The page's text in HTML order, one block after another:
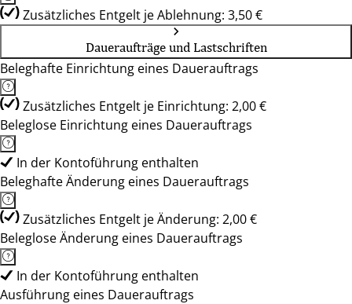
Zusätzliches Entgelt je Ablehnung: 3,50 €
Daueraufträge und Lastschriften
Beleghafte Einrichtung eines Dauerauftrags
Zusätzliches Entgelt je Einrichtung: 2,00 €
Beleglose Einrichtung eines Dauerauftrags
In der Kontoführung enthalten
Beleghafte Änderung eines Dauerauftrags
Zusätzliches Entgelt je Änderung: 2,00 €
Beleglose Änderung eines Dauerauftrags
In der Kontoführung enthalten
Ausführung eines Dauerauftrags